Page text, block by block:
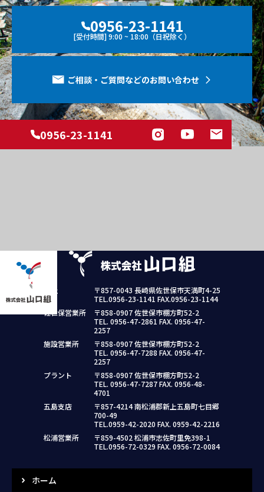
0956-23-1141
0956-23-1141
[受付時間] 9:00 ~ 18:00（日祝除く）
ご相談・ご質問などのお問い合わせ
本社
〒857-0043 長崎県佐世保市天満町4-25
TEL.0956-23-1141 FAX.0956-23-1144
佐世保営業所
〒858-0907 佐世保市棚方町52-2
TEL. 0956-47-2861 FAX. 0956-47-
2257
施設営業所
〒858-0907 佐世保市棚方町52-2
TEL. 0956-47-7288 FAX. 0956-47-
2257
プラント
〒858-0907 佐世保市棚方町52-2
TEL. 0956-47-7287 FAX. 0956-48-
4701
五島支店
〒857-4214 南松浦郡新上五島町七目郷
700-49
TEL.0959-42-2020 FAX. 0959-42-2216
松浦営業所
〒859-4502 松浦市志佐町里免398-1
TEL.0956-72-0329 FAX. 0956-72-0084
ホーム